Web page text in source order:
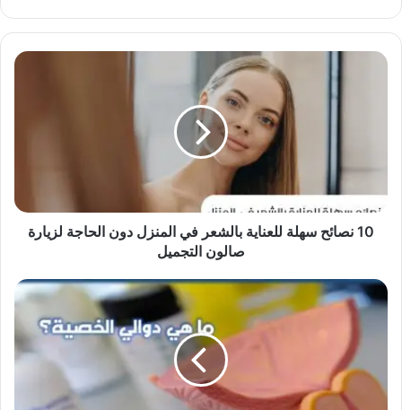
10 نصائح سهلة للعناية بالشعر في المنزل دون الحاجة لزيارة
صالون التجميل